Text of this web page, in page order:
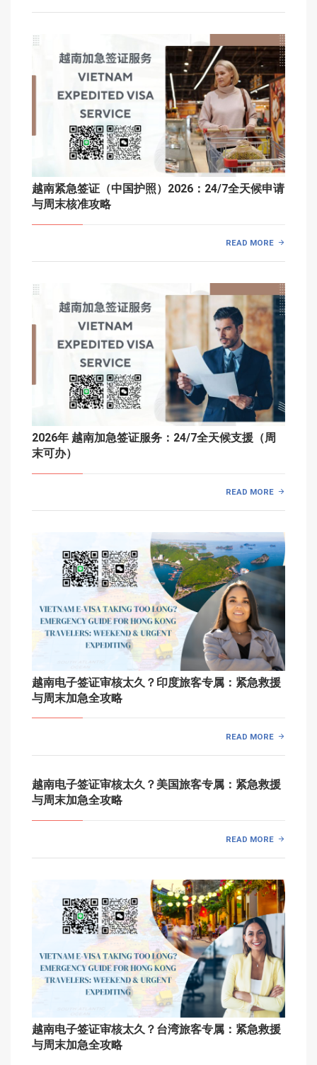
越南紧急签证（中国护照）2026：24/7全天候申请
与周末核准攻略
READ MORE
2026年 越南加急签证服务：24/7全天候支援（周
末可办）
READ MORE
越南电子签证审核太久？印度旅客专属：紧急救援
与周末加急全攻略
READ MORE
越南电子签证审核太久？美国旅客专属：紧急救援
与周末加急全攻略
READ MORE
越南电子签证审核太久？台湾旅客专属：紧急救援
与周末加急全攻略